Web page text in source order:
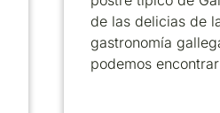
de las delicias de
gastronomía
podemos